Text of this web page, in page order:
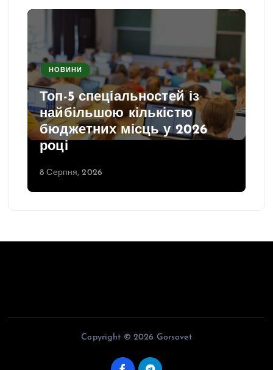
НОВИНИ
Топ-5 спеціальностей із
найбільшою кількістю
бюджетних місць у 2026
році
8 Серпня, 2026
Copyright © 2026 Gorsovet